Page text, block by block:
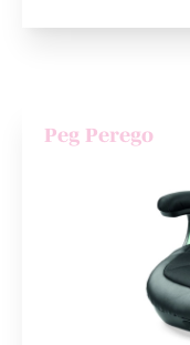
Peg Perego